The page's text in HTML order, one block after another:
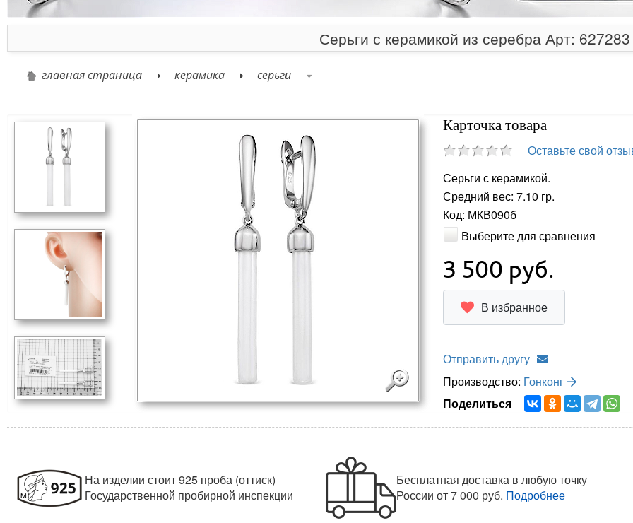
Серьги с керамикой из серебра Арт: 627283
главная страница керамика серьги
Карточка товара
Оставьте свой
Серьги с керамикой.
Средний вес: 7.10 гр.
Код: МКВ090б
Выберите для сравнения
3 500 руб.
В избранное
Отправить другу
Производство: Гонконг
Поделиться
На изделии стоит 925 проба (оттиск)
Государственной пробирной инспекции
Бесплатная доставка в любую точку
Россииот 7 000 руб. Подробнее